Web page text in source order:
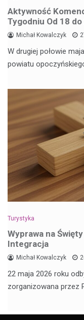
Aktywność
Tygodniu Od 18 do
Michał Kowalczyk
W drugiej połowie
powiatu
Turystyka
Wyprawa na
Integracja
Michał Kowalczyk
22 maja 2026 roku
zorganizowana przez